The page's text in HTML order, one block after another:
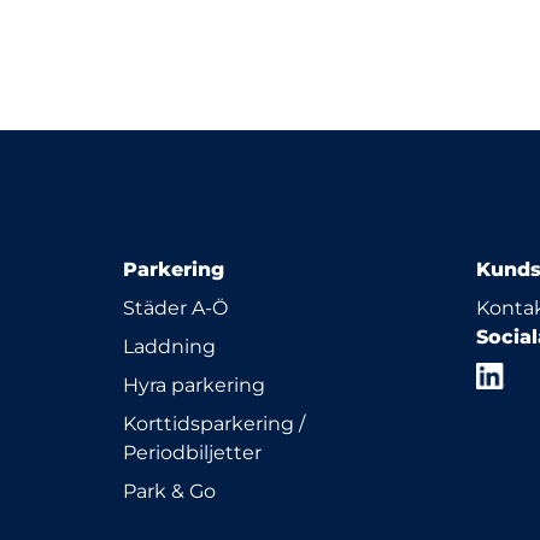
Parkering
Städer A-Ö
Laddning
Hyra parkering
Korttidsparkering /
Periodbiljetter
Park & Go